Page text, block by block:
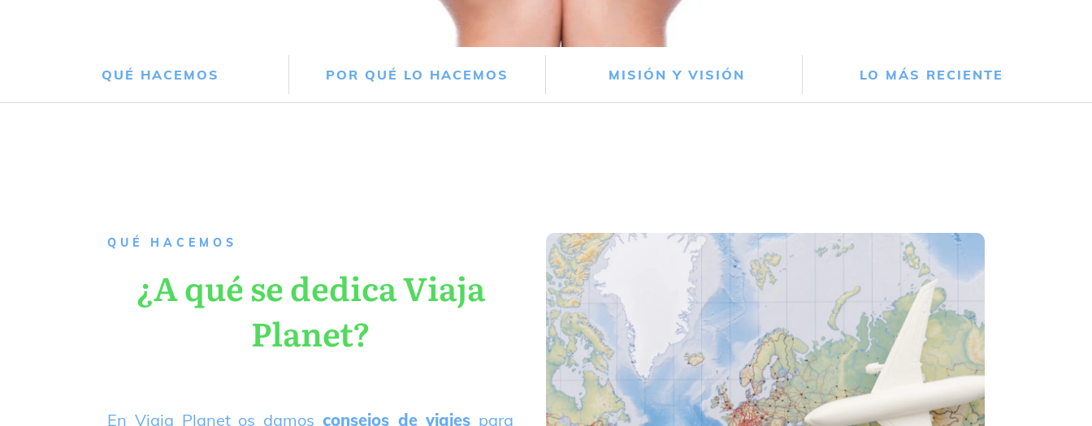
QUÉ HACEMOS POR QUÉ LO HACEMOS MISIÓN Y VISIÓN LO MÁS RECIENTE
QUÉ HACEMOS
¿A qué se dedica Viaja
Planet?
En Viaja Planet os damos consejos de viajes para